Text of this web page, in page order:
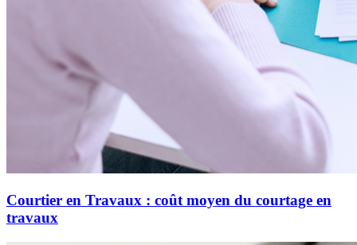
Courtier en Travaux : coût moyen du courtage en
travaux